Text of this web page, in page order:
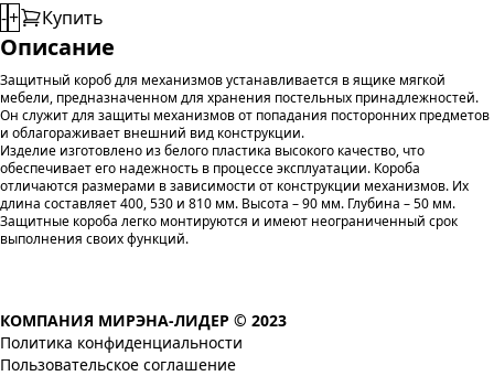
-+ Купить
Описание
Защитный короб для механизмов устанавливается в ящике мягкой
мебели, предназначенном для хранения постельных принадлежностей.
Он служит для защиты механизмов от попадания посторонних предметов
и облагораживает внешний вид конструкции.
Изделие изготовлено из белого пластика высокого качество, что
обеспечивает его надежность в процессе эксплуатации. Короба
отличаются размерами в зависимости от конструкции механизмов. Их
длина составляет 400, 530 и 810 мм. Высота – 90 мм. Глубина – 50 мм.
Защитные короба легко монтируются и имеют неограниченный срок
выполнения своих функций.
КОМПАНИЯ МИРЭНА-ЛИДЕР © 2023
Политика конфиденциальности
Пользовательское соглашение